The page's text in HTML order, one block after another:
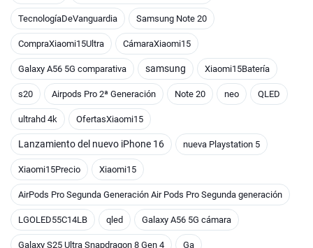
TecnologíaDeVanguardia Samsung Note 20
CompraXiaomi15Ultra CámaraXiaomi15
Galaxy A56 5G comparativa samsung Xiaomi15Batería
s20 Airpods Pro 2ª Generación Note 20 neo QLED
ultrahd 4k OfertasXiaomi15
Lanzamiento del nuevo iPhone 16 nueva Playstation 5
Xiaomi15Precio Xiaomi15
AirPods Pro Segunda Generación Air Pods Pro Segunda generación
LGOLED55C14LB qled Galaxy A56 5G cámara
Galaxy S25 Ultra Snapdragon 8 Gen 4 Ga